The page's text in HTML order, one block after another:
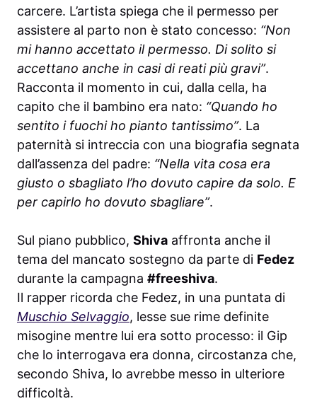
carcere. L’artista spiega che il permesso per
assistere al parto non è stato concesso: “Non
mi hanno accettato il permesso. Di solito si
accettano anche in casi di reati più gravi”.
Racconta il momento in cui, dalla cella, ha
capito che il bambino era nato: “Quando ho
sentito i fuochi ho pianto tantissimo”. La
paternità si intreccia con una biografia segnata
dall’assenza del padre: “Nella vita cosa era
giusto o sbagliato l’ho dovuto capire da solo. E
per capirlo ho dovuto sbagliare”.
Sul piano pubblico, Shiva affronta anche il
tema del mancato sostegno da parte di Fedez
durante la campagna #freeshiva.
Il rapper ricorda che Fedez, in una puntata di
Muschio Selvaggio, lesse sue rime definite
misogine mentre lui era sotto processo: il Gip
che lo interrogava era donna, circostanza che,
secondo Shiva, lo avrebbe messo in ulteriore
difficoltà.